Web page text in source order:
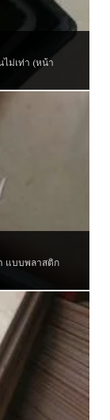
ไม่เท่า (หน้า
แบบพลาสติก